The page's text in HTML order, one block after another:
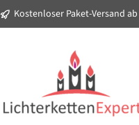
Zur
Kostenloser Paket-Versand